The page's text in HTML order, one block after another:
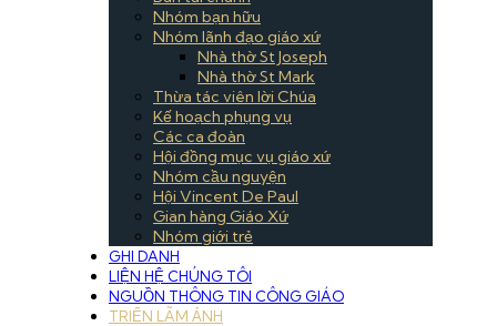
Nhóm bạn hữu
Nhóm lãnh đạo giáo xứ
Nhà thờ St Joseph
Nhà thờ St Mark
Thừa tác viên lời Chúa
Kế hoạch phụng vụ
Các ca đoàn
Hội đồng mục vụ giáo xứ
Nhóm cầu nguyện
Hội Vincent De Paul
Gian hàng Giáo Xứ
Nhóm giới trẻ
GHI DANH
LIỆN HỆ CHÚNG TÔI
NGUỒN THÔNG TIN CÔNG GIÁO
TRIỂN LÃM ẢNH